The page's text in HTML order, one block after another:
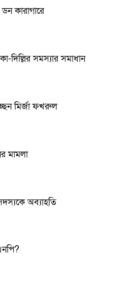
কারাগারে
দিল্লির সমস্যার সমাধান
মির্জা ফখরুল
মামলা
অব্যাহতি